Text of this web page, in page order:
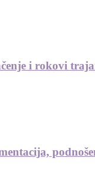
i rokovi